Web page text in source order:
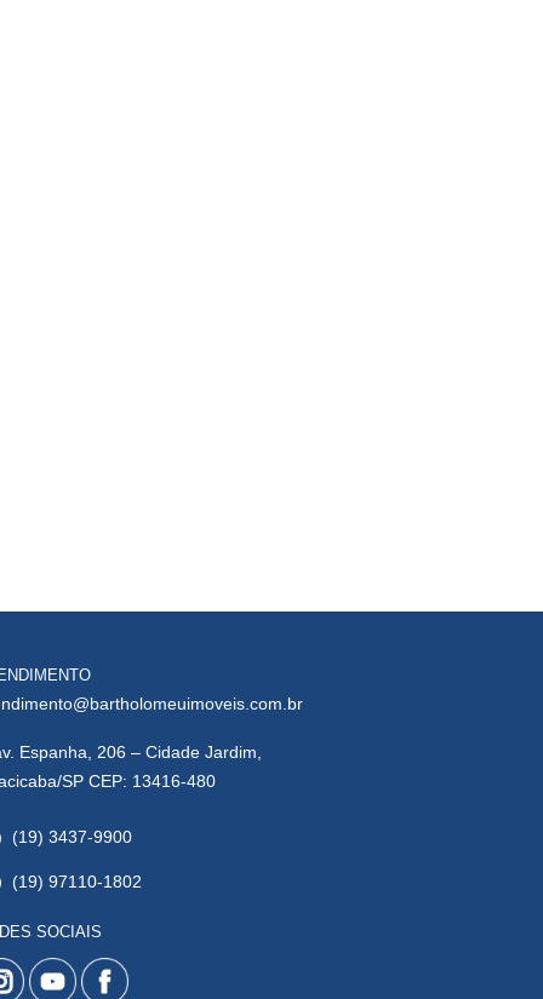
Espanha, 206 – Cidade Jardim,
SP CEP: 13416-480
(19) 3437-9900
(19) 97110-1802
SOCIAIS